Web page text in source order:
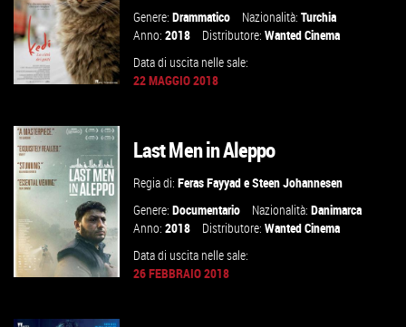
GUARDA IL TRAILER
VAI ALLA SCHEDA
Genere:Drammatico Nazionalità:Turchia
Anno:2018 Distributore:Wanted Cinema
Data di uscita nelle sale:
22 MAGGIO 2018
Last Men in Aleppo
Regia di:Feras FayyadeSteen Johannesen
Genere:Documentario Nazionalità:Danimarca
Anno:2018 Distributore:Wanted Cinema
Data di uscita nelle sale:
26 FEBBRAIO 2018